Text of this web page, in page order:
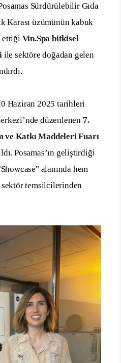
Sürdürülebilir Gıda
Karası üzümünün kabuk
ettiği Vin.Spa bitkisel
ile sektöre doğadan gelen
Haziran 2025 tarihleri
düzenlenen 7.
ve Katkı Maddeleri Fuarı
Posamas’ın geliştirdiği
alanında hem
sektör temsilcilerinden